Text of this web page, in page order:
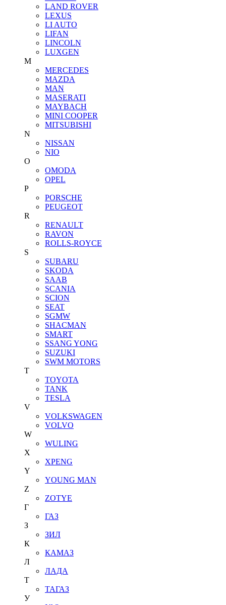
LAND ROVER
LEXUS
LI AUTO
LIFAN
LINCOLN
LUXGEN
M
MERCEDES
MAZDA
MAN
MASERATI
MAYBACH
MINI COOPER
MITSUBISHI
N
NISSAN
NIO
O
OMODA
OPEL
P
PORSCHE
PEUGEOT
R
RENAULT
RAVON
ROLLS-ROYCE
S
SUBARU
SKODA
SAAB
SCANIA
SCION
SEAT
SGMW
SHACMAN
SMART
SSANG YONG
SUZUKI
SWM MOTORS
T
TOYOTA
TANK
TESLA
V
VOLKSWAGEN
VOLVO
W
WULING
X
XPENG
Y
YOUNG MAN
Z
ZOTYE
Г
ГАЗ
З
ЗИЛ
К
КАМАЗ
Л
ЛАДА
Т
ТАГАЗ
У